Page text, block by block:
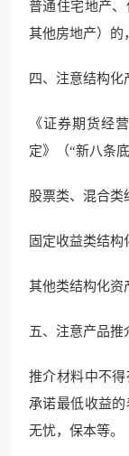
普通住宅地产
其他房地产）的
四、注意结构化
《证券期货经
定》（“新八条
股票类、混合类
固定收益类结构
其他类结构化资
五、注意产品推
推介材料中不
承诺最低收益
无忧，保本等。